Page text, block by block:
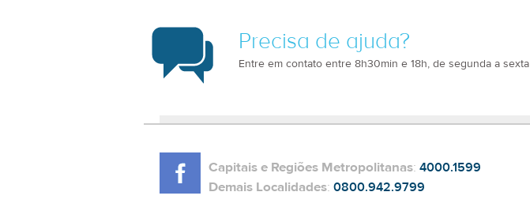
Precisa de ajuda?
Entre em contato entre 8h30min e 18h, de segunda a sexta
Capitais e Regiões Metropolitanas: 4000.1599
Demais Localidades: 0800.942.9799